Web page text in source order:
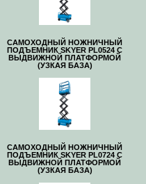
САМОХОДНЫЙ НОЖНИЧНЫЙ
ПОДЪЕМНИК SKYER PL0524 С
ВЫДВИЖНОЙ ПЛАТФОРМОЙ
(УЗКАЯ БАЗА)
САМОХОДНЫЙ НОЖНИЧНЫЙ
ПОДЪЕМНИК SKYER PL0724 С
ВЫДВИЖНОЙ ПЛАТФОРМОЙ
(УЗКАЯ БАЗА)